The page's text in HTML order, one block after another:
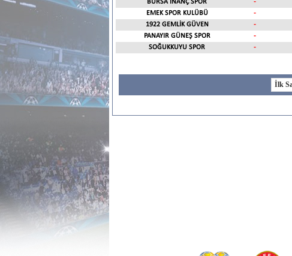
BURSA İNANÇ SPOR
-
EMEK SPOR KULÜBÜ
-
1922 GEMLİK GÜVEN
-
PANAYIR GÜNEŞ SPOR
-
SOĞUKKUYU SPOR
-